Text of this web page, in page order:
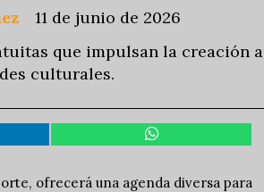
que impulsan la
culturales.
11 de junio de 2026
ofrecerá una agenda diversa para